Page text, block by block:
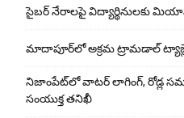
సైబర్ నేరాలపై విద్యార్థినులకు
మాదాపూర్‌లో అక్రమ ట్రామడాల్
నిజాంపేట్‌లో వాటర్ లాగింగ్, రోడ్ల
సంయుక్త తనిఖీ